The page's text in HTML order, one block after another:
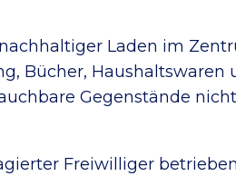
Laden im
Bücher,
Gegenstände
Freiwilliger